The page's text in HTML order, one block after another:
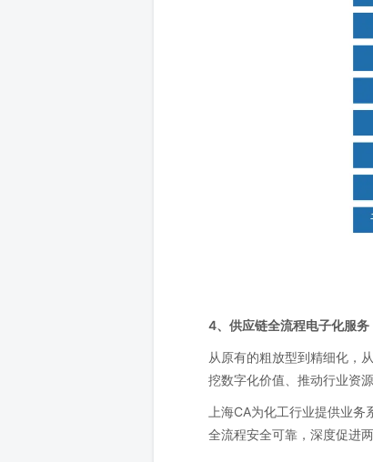
4、供应链全流程电子化服务
从原有的粗放型到精细化，
挖数字化价值、推动行业资源
上海CA为化工行业提供业
全流程安全可靠，深度促进